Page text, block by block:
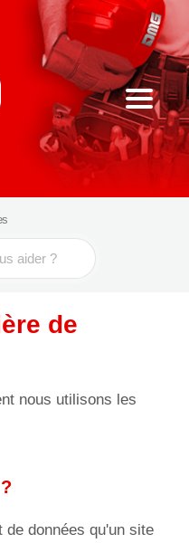
de
nous utilisons les
données qu'un site